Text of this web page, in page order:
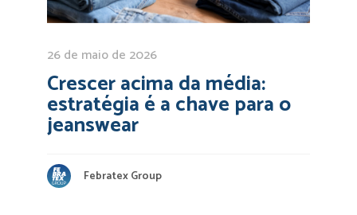
26 de maio de 2026
Crescer acima da média:
estratégia é a chave para o
jeanswear
Febratex Group